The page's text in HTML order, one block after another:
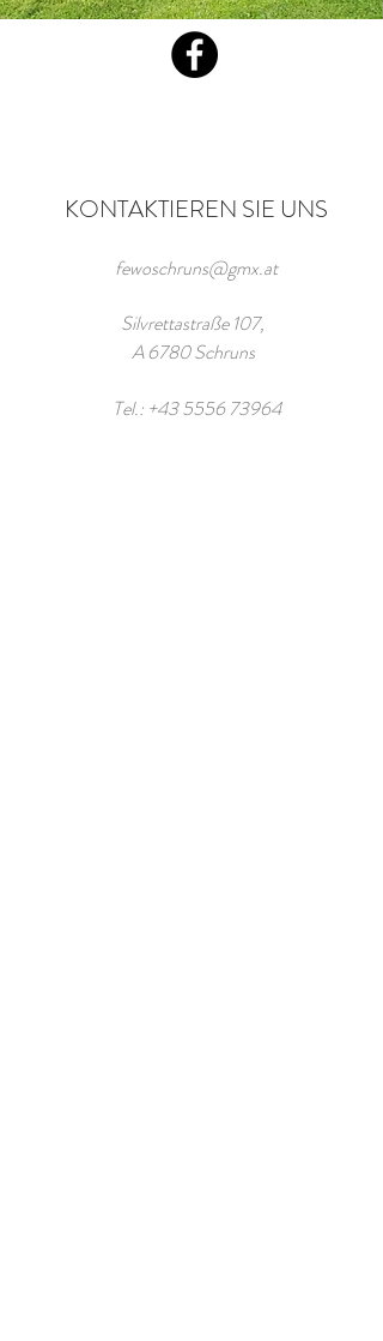
KONTAKTIEREN SIE UNS
fewoschruns@gmx.at
Silvrettastraße 107,
A 6780 Schruns
Tel.: +43 5556 73964